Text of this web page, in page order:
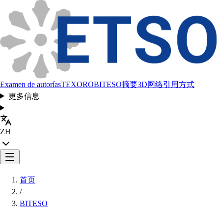
Examen de autoríasTEXOROBITESO摘要3D网络引用方式
更多信息
ZH
首页
/
BITESO